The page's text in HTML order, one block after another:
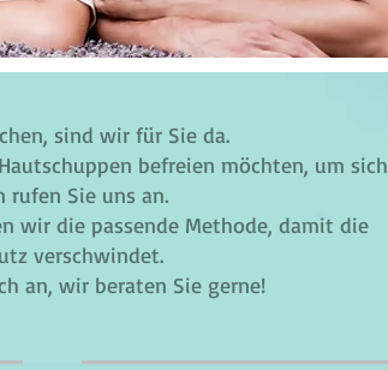
sind wir für Sie da.
befreien möchten, um sich
rufen Sie uns an.
wir die passende Methode, damit die
verschwindet.
an, wir beraten Sie gerne!